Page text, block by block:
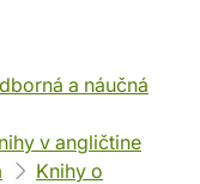
a náučná
v angličtine
Knihy o